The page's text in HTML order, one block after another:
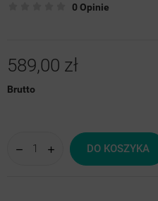
0 Opinie
589,00 zł
Brutto
DO KOSZYKA